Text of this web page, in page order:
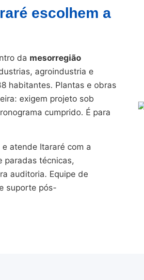
escolhem a
da mesorregião
agroindustria e
habitantes. Plantas e obras
exigem projeto sob
cumprido. É para
atende Itararé com a
paradas técnicas,
auditoria. Equipe de
suporte pós-